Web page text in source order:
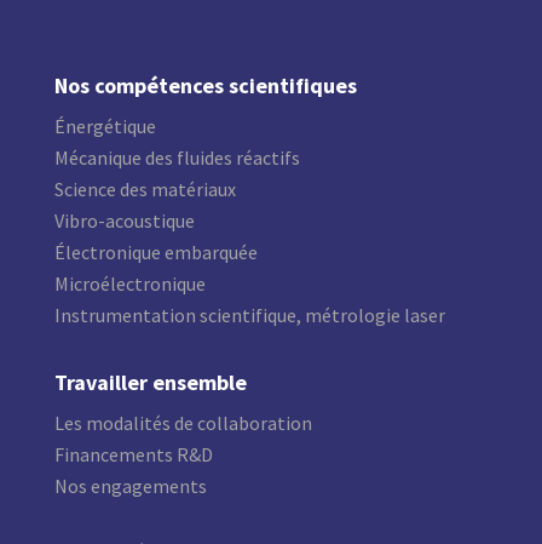
Nos compétences scientifiques
Énergétique
Mécanique des fluides réactifs
Science des matériaux
Vibro-acoustique
Électronique embarquée
Microélectronique
Instrumentation scientifique, métrologie laser
Travailler ensemble
Les modalités de collaboration
Financements R&D
Nos engagements